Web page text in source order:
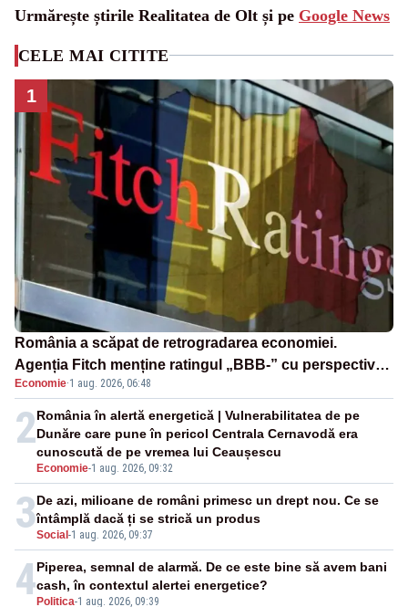
Urmărește știrile Realitatea de Olt și pe Google News
CELE MAI CITITE
1
România a scăpat de retrogradarea economiei.
Agenția Fitch menține ratingul „BBB-” cu perspectivă
negativă
Economie·1 aug. 2026, 06:48
2
Economie-1 aug. 2026, 09:32
România în alertă energetică | Vulnerabilitatea de pe
Dunăre care pune în pericol Centrala Cernavodă era
cunoscută de pe vremea lui Ceaușescu
3Social -1 aug. 2026, 09:37
De azi, milioane de români primesc un drept nou. Ce se
întâmplă dacă ți se strică un produs
4 Politica-1 aug. 2026, 09:39
Piperea, semnal de alarmă. De ce este bine să avem bani
cash, în contextul alertei energetice?